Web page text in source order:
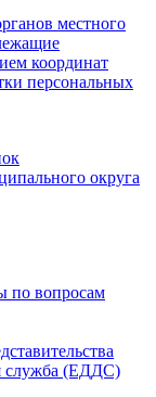
местного
координат
персональных
округа
по вопросам
служба (ЕДДС)